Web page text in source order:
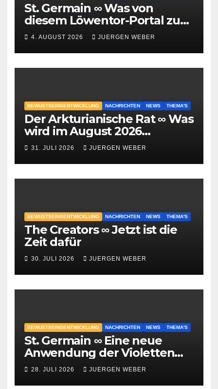
St. Germain ∞ Was von
diesem Löwentor-Portal zu
erwarten ist
4. AUGUST 2026 JUERGEN WEBER
BEWUSTSEINSENTWICKLUNG NACHRICHTEN NEWS THEMA'S
Der Arkturianische Rat ∞ Was
wird im August 2026
geschehen?
31. JULI 2026 JUERGEN WEBER
BEWUSTSEINSENTWICKLUNG NACHRICHTEN NEWS THEMA'S
The Creators ∞ Jetzt ist die
Zeit dafür
30. JULI 2026 JUERGEN WEBER
BEWUSTSEINSENTWICKLUNG NACHRICHTEN NEWS THEMA'S
St. Germain ∞ Eine neue
Anwendung der Violetten
Flamme
28. JULI 2026 JUERGEN WEBER